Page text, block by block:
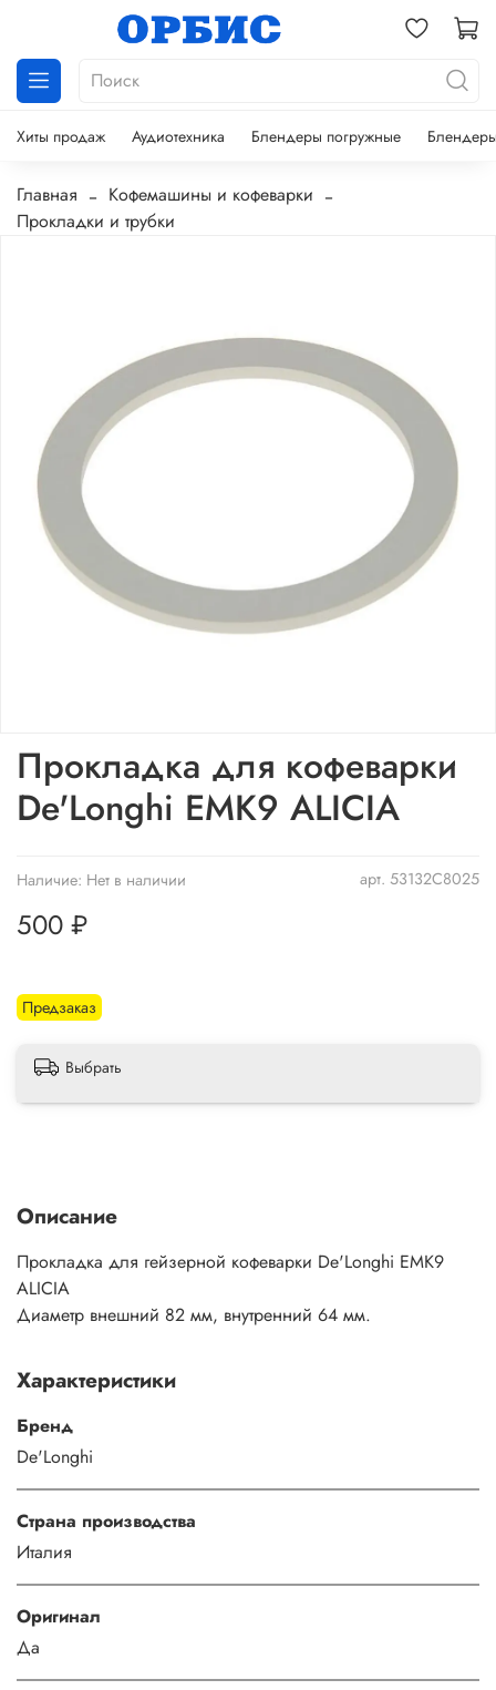
Хиты продаж Аудиотехника Блендеры погружные
Главная
Кофемашины и кофеварки
Прокладки и трубки
арт. 53132C8025
Наличие: Нет в наличии
Предзаказ
Прокладка для кофеварки
De'Longhi EMK9 ALICIA
500 ₽
Выбрать
Описание
Прокладка для гейзерной кофеварки De'Longhi EMK9
ALICIA
Диаметр внешний 82 мм, внутренний 64 мм.
Характеристики
Бренд
De'Longhi
Страна производства
Италия
Оригинал
Да